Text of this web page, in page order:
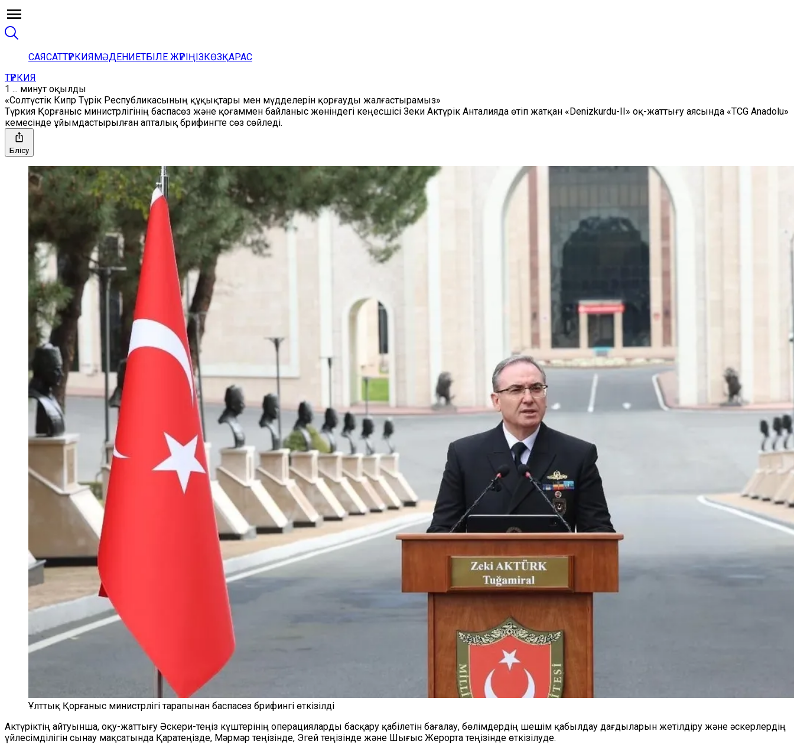
САЯСАТТҮРКИЯМӘДЕНИЕТБІЛЕ ЖҮРІҢІЗКӨЗҚАРАС
ТҮРКИЯ
1 ... минут оқылды
«Солтүстік Кипр Түрік Республикасының құқықтары мен мүдделерін қорғауды жалғастырамыз»
Түркия Қорғаныс министрлігінің баспасөз және қоғаммен байланыс жөніндегі кеңесшісі Зеки Актүрік Анталияда өтіп жатқан «Denizkurdu-II» оқ-жаттығу аясында «TCG Anadolu»
кемесінде ұйымдастырылған апталық брифингте сөз сөйледі.
Бөлісу
Ұлттық Қорғаныс министрлігі тарапынан баспасөз брифингі өткізілді
Актүріктің айтуынша, оқу-жаттығу Әскери-теңіз күштерінің операцияларды басқару қабілетін бағалау, бөлімдердің шешім қабылдау дағдыларын жетілдіру және әскерлердің
үйлесімділігін сынау мақсатында Қаратеңізде, Мәрмәр теңізінде, Эгей теңізінде және Шығыс Жерорта теңізінде өткізілуде.